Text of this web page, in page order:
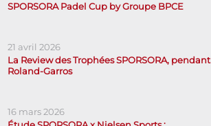
SPORSORA Padel Cup by Groupe BPCE
21 avril 2026
La Review des Trophées SPORSORA, pendant
Roland-Garros
16 mars 2026